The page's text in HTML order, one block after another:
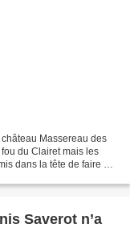
Massereau des
du Clairet mais les
dans la tête de faire du
Saverot n’a